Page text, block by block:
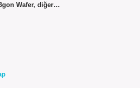
Wafer, diğer…